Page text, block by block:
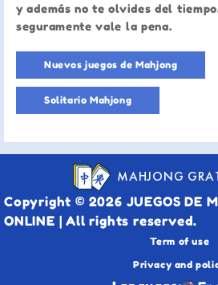
y además no te olvides del
seguramente vale la pena.
Nuevos juegos de Mahjong
Solitario Mahjong
MAHJONG
Copyright © 2026 JUEGOS DE
ONLINE | All rights reserved.
Term of use
Privacy and